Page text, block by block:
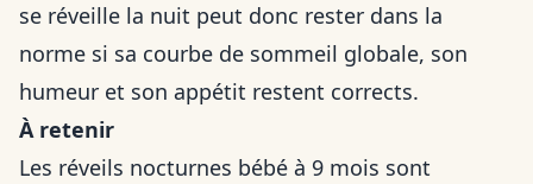
se réveille la nuit peut donc rester dans la
norme si sa courbe de sommeil globale, son
humeur et son appétit restent corrects.
À retenir
Les réveils nocturnes bébé à 9 mois sont